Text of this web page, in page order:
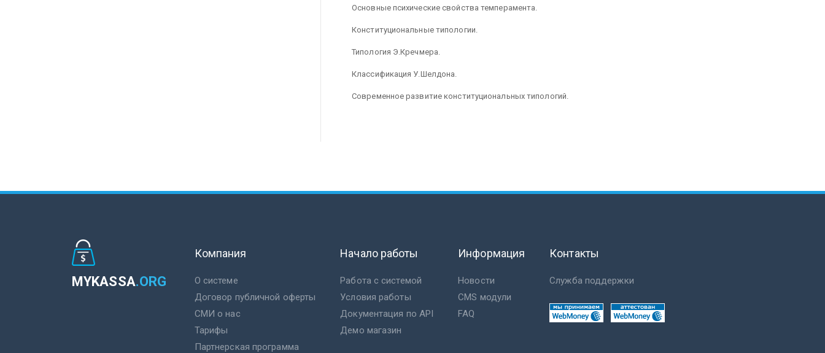
Основные психические свойства темперамента.
Конституциональные типологии.
Типология Э.Кречмера.
Классификация У.Шелдона.
Современное развитие конституциональных типологий.
MYKASSA.ORG
Компания
О системе
Договор публичной оферты
СМИ о нас
Тарифы
Партнерская программа
Начало работы
Работа с системой
Условия работы
Документация по API
Демо магазин
Информация
Новости
CMS модули
FAQ
Контакты
Служба поддержки